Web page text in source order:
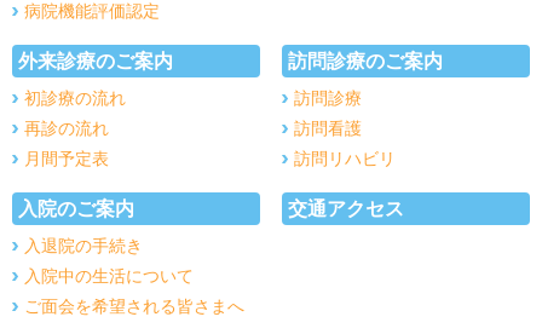
病院機能評価認定
外来診療のご案内
初診療の流れ
再診の流れ
月間予定表
訪問診療のご案内
訪問診療
訪問看護
訪問リハビリ
入院のご案内
入退院の手続き
入院中の生活について
ご面会を希望される皆さまへ
交通アクセス